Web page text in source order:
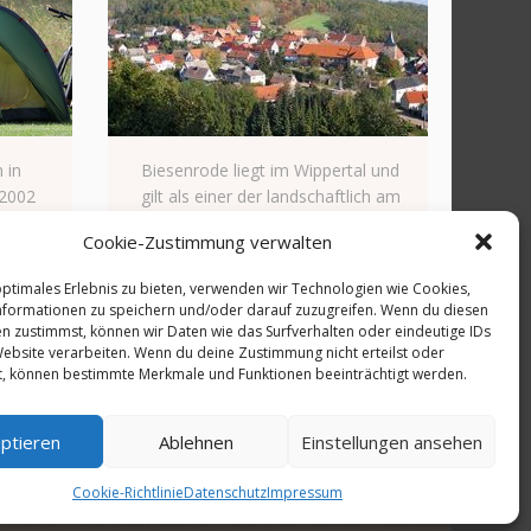
Cookie-Zustimmung verwalten
Erlebnis zu bieten, verwenden wir Technologien wie Cookies,
zu speichern und/oder darauf zuzugreifen. Wenn du diesen
zustimmst, können wir Daten wie das Surfverhalten oder eindeutige IDs
verarbeiten. Wenn du deine Zustimmung nicht erteilst oder
können bestimmte Merkmale und Funktionen beeinträchtigt werden.
Ablehnen Einstellungen ansehen
Cookie-RichtlinieDatenschutzImpressum
in
Biesenrode liegt im Wippertal und
gilt als einer der landschaftlich am
Südharz.
Weiterlesen